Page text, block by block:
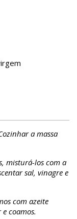
a massa
misturá-los com a
sal, vinagre e
com azeite
coamos.